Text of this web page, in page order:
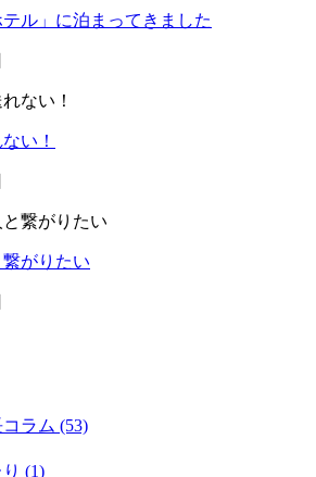
ル」に泊まってきました
い！
がりたい
ラム (53)
(1)